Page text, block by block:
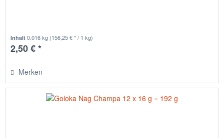
Inhalt0.016 kg (156,25 € * / 1 kg)
2,50 € *
Merken